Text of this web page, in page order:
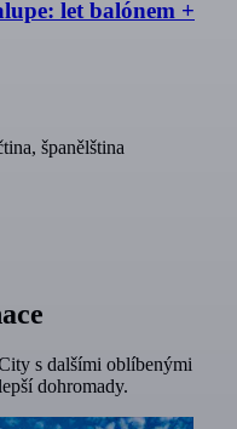
let balónem +
španělština
s dalšími oblíbenými
dohromady.